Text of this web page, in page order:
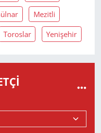
Mezitli
Toroslar Yenişehir